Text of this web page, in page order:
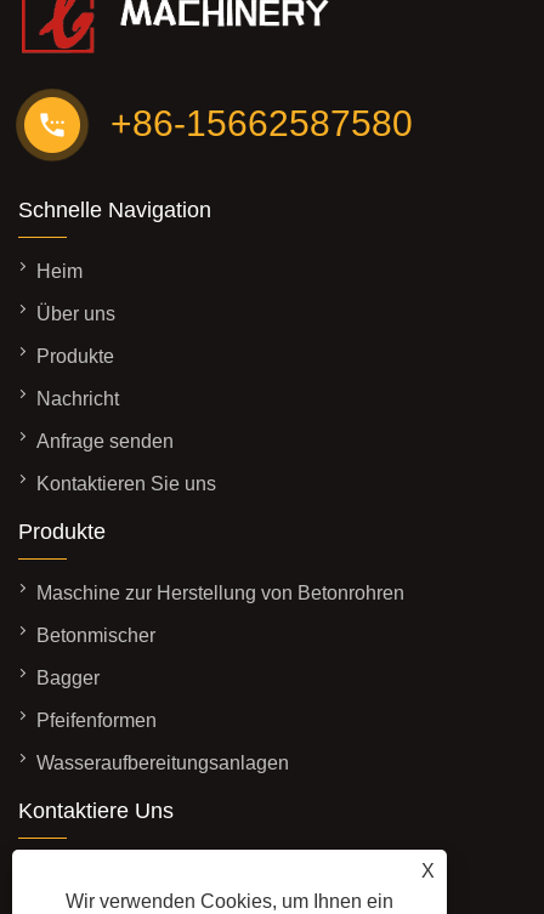
X
Wir verwenden Cookies, um Ihnen ein
+86-15662587580
Schnelle Navigation
Heim
Über uns
Produkte
Nachricht
Anfrage senden
Kontaktieren Sie uns
Produkte
Maschine zur Herstellung von Betonrohren
Betonmischer
Bagger
Pfeifenformen
Wasseraufbereitungsanlagen
Kontaktiere Uns
Straße, Wirtschaftsentwicklungszone, Stadt